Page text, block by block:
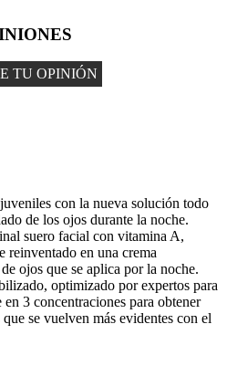
TU OPINIÓN
con la nueva solución todo
de los ojos durante la noche.
suero facial con vitamina A,
reinventado en una crema
ojos que se aplica por la noche.
optimizado por expertos para
3 concentraciones para obtener
se vuelven más evidentes con el